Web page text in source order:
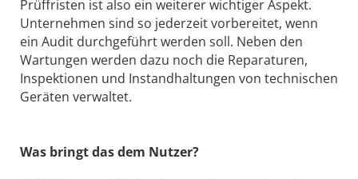
Prüffristen ist also ein weiterer wichtiger Aspekt.
Unternehmen sind so jederzeit vorbereitet, wenn
ein Audit durchgeführt werden soll. Neben den
Wartungen werden dazu noch die Reparaturen,
Inspektionen und Instandhaltungen von technischen
Geräten verwaltet.
Was bringt das dem Nutzer?